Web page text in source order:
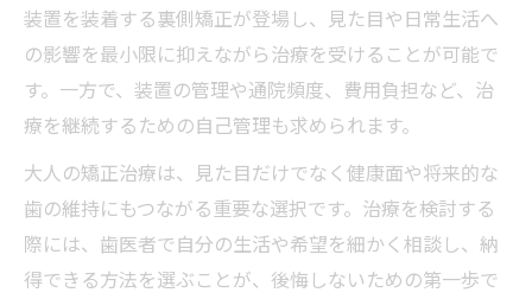
装置を装着する裏側矯正が登場し、見た目や日常生活へ
の影響を最小限に抑えながら治療を受けることが可能で
す。一方で、装置の管理や通院頻度、費用負担など、治
療を継続するための自己管理も求められます。
大人の矯正治療は、見た目だけでなく健康面や将来的な
歯の維持にもつながる重要な選択です。治療を検討する
際には、歯医者で自分の生活や希望を細かく相談し、納
得できる方法を選ぶことが、後悔しないための第一歩で